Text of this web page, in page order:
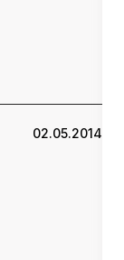
02.05.2014